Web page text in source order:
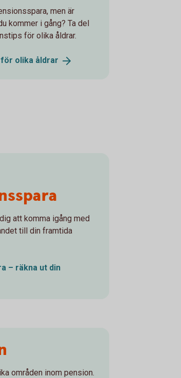
men är
kommer i gång? Ta del
för olika åldrar.
olika åldrar
att komma igång med
till din framtida
– räkna ut din
områden inom pension.